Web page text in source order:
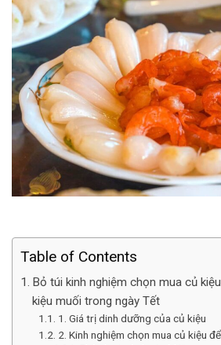
Table of Contents
Bỏ túi kinh nghiệm chọn mua củ
kiệu muối trong ngày Tết
1. Giá trị dinh dưỡng của củ kiệu
2. Kinh nghiệm chọn mua củ kiệu